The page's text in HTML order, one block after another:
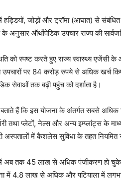
हड्डियों, जोड़ों और ट्रॉमा (आघात) से संबंधित
अनुसार ऑर्थोपेडिक उपचार राज्य की
को स्पष्ट करते हुए राज्य स्वास्थ्य एजेंसी
उपचारों पर 84 करोड़ रुपये से अधिक खर्च
सेवाओं तक बढ़ी पहुंच को दर्शाता है।
हैं कि इस योजना के अंतर्गत सबसे अधिक
तथा प्लेटों, नेल्स और अन्य इम्प्लांट्स के
अस्पतालों में कैशलेस सुविधा के तहत
अब तक 45 लाख से अधिक पंजीकरण हो चुके
में 4.8 लाख से अधिक और पटियाला में